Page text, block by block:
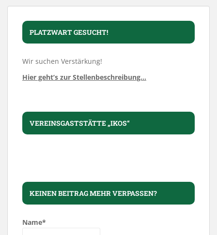
PLATZWART GESUCHT!
Wir suchen Verstärkung!
Hier geht’s zur Stellenbeschreibung…
VEREINSGASTSTÄTTE „IKOS“
KEINEN BEITRAG MEHR VERPASSEN?
Name*